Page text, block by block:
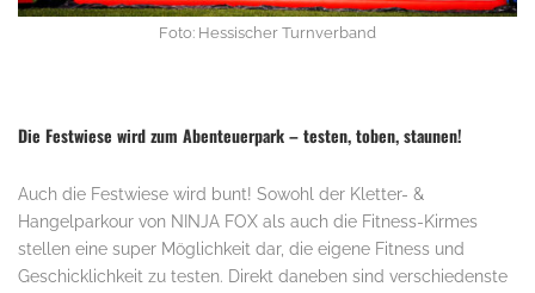
Foto: Hessischer Turnverband
Die Festwiese wird zum Abenteuerpark – testen, toben, staunen!
Auch die Festwiese wird bunt! Sowohl der Kletter- &
Hangelparkour von NINJA FOX als auch die Fitness-Kirmes
stellen eine super Möglichkeit dar, die eigene Fitness und
Geschicklichkeit zu testen. Direkt daneben sind verschiedenste